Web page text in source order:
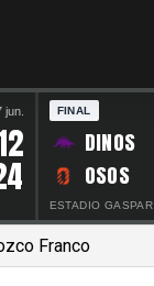
jun. FINAL
DINOS
OSOS
ESTADIO